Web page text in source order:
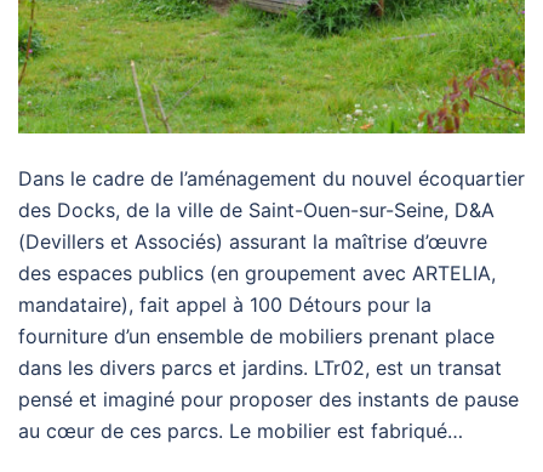
Dans le cadre de l’aménagement du nouvel écoquartier
des Docks, de la ville de Saint-Ouen-sur-Seine, D&A
(Devillers et Associés) assurant la maîtrise d’œuvre
des espaces publics (en groupement avec ARTELIA,
mandataire), fait appel à 100 Détours pour la
fourniture d’un ensemble de mobiliers prenant place
dans les divers parcs et jardins. LTr02, est un transat
pensé et imaginé pour proposer des instants de pause
au cœur de ces parcs. Le mobilier est fabriqué…